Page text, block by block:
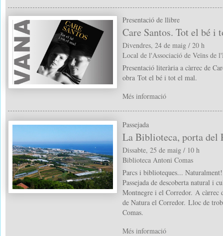
Presentació de llibre
Care Santos. Tot el bé i
Divendres, 24 de maig / 20 h
Local de l'Associació de Veïns de
Presentació literària a càrrec de
obra Tot el bé i tot el mal.
Més informació
Passejada
La Biblioteca, porta del
Dissabte, 25 de maig / 10 h
Biblioteca Antoni Comas
Parcs i biblioteques...
Passejada de descoberta natural i
Montnegre i el Corredor. A càrrec
de Natura el Corredor. Lloc de
Comas.
Més informació